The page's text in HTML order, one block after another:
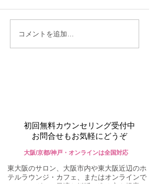
「mimiブライダルサロ
コメントを追加…
初回無料カウンセリング受付中
お問合せもお気軽にどうぞ
大阪/京都/神戸・オンラインは全国対応
東大阪のサロン、大阪市内や東大阪近辺のホ
テルラウンジ・カフェ、またはオンラインで
ヒアリングし、最適な婚活の進め方を提案し